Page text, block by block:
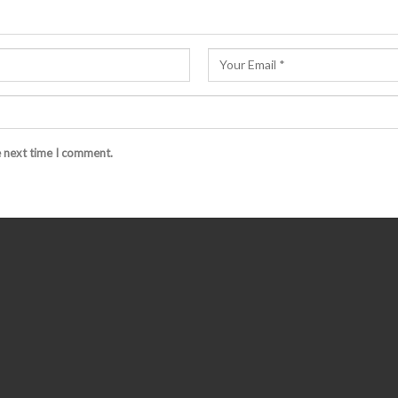
next time I comment.